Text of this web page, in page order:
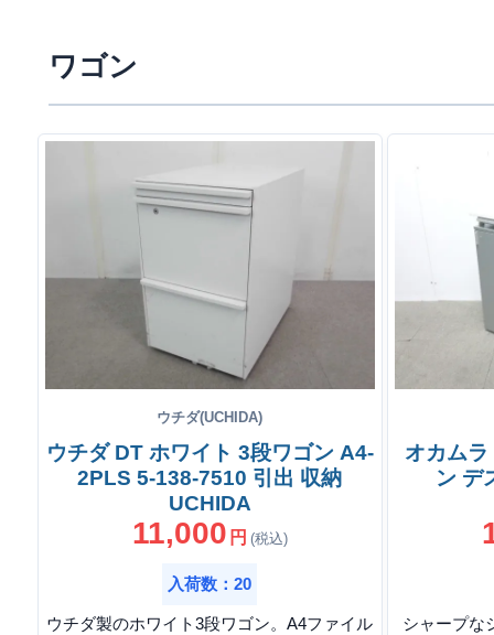
ワゴン
ウチダ(UCHIDA)
ウチダ DT ホワイト 3段ワゴン A4-
2PLS 5-138-7510 引出 収納
UCHIDA
11,000 円 (税込)
入荷数：20
ウチダ製のホワイト3段ワゴン。A4ファイル
オカム
ン デ
シャープな